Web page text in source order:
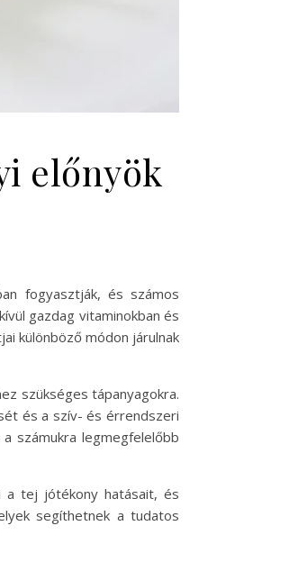
előnyök
fogyasztják, és számos
gazdag vitaminokban és
különböző módon járulnak
szükséges tápanyagokra.
és a szív- és érrendszeri
számukra legmegfelelőbb
a tej jótékony hatásait, és
segíthetnek a tudatos